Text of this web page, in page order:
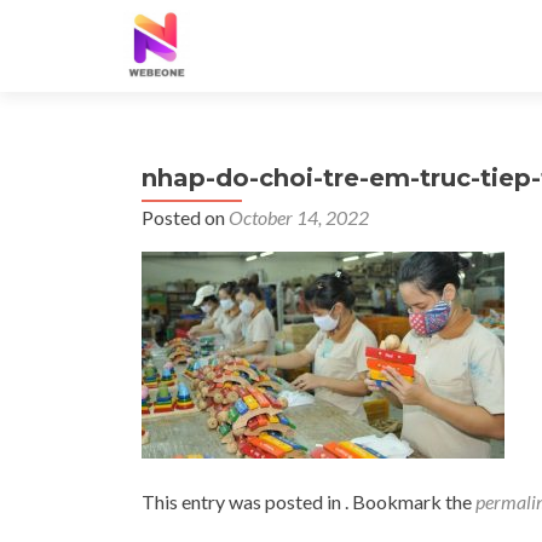
nhap-do-choi-tre-em-truc-
Posted on October 14, 2022
This entry was posted in . Bookmark the